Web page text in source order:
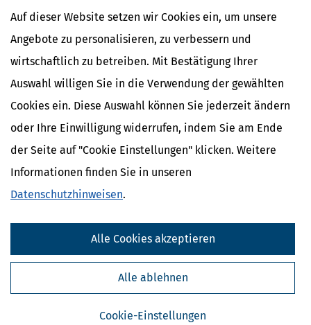
Auf dieser Website setzen wir Cookies ein, um unsere
Angebote zu personalisieren, zu verbessern und
wirtschaftlich zu betreiben. Mit Bestätigung Ihrer
Auswahl willigen Sie in die Verwendung der gewählten
Cookies ein. Diese Auswahl können Sie jederzeit ändern
oder Ihre Einwilligung widerrufen, indem Sie am Ende
der Seite auf "Cookie Einstellungen" klicken. Weitere
Informationen finden Sie in unseren
Datenschutzhinweisen.
Cookie-Einstellungen
Alle ablehnen
Alle Cookies akzeptieren
Steuertipps
Steuertipps Selbstständige
Geldtipps
Ja, ich möchte die kostenlosen Newsletter
von Steuertipps abonnieren. Die